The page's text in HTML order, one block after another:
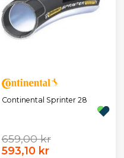
Continental Sprinter 28
659,00 kr
593,10 kr